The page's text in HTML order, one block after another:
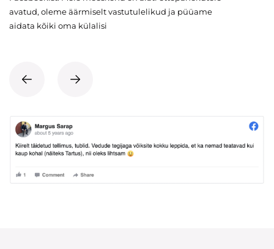
avatud, oleme äärmiselt vastutulelikud ja püüame
aidata kõiki oma külalisi